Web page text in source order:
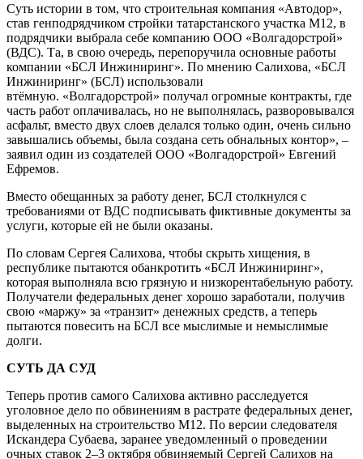
Суть истории в том, что строительная компания «Автодор»,
став генподрядчиком стройки татарстанского участка М12, в
подрядчики выбрала себе компанию ООО «Волгадорстрой»
(ВДС). Та, в свою очередь, перепоручила основные работы
компании «БСЛ Инжиниринг». По мнению Салихова, «БСЛ
Инжиниринг» (БСЛ) использовали
втёмную. «Волгадорстрой» получал огромные контракты, где
часть работ оплачивалась, но не выполнялась, разворовывался
асфальт, вместо двух слоев делался только один, очень сильно
завышались объемы, была создана сеть обнальных контор», –
заявил один из создателей ООО «Волгадорстрой» Евгений
Ефремов.
Вместо обещанных за работу денег, БСЛ столкнулся с
требованиями от ВДС подписывать фиктивные документы за
услуги, которые ей не были оказаны.
По словам Сергея Салихова, чтобы скрыть хищения, в
республике пытаются обанкротить «БСЛ Инжиниринг»,
которая выполняла всю грязную и низкорентабельную работу.
Получатели федеральных денег хорошо заработали, получив
свою «маржу» за «транзит» денежных средств, а теперь
пытаются повесить на БСЛ все мыслимые и немыслимые
долги.
СУТЬ ДА СУД
Теперь против самого Салихова активно расследуется
уголовное дело по обвинениям в растрате федеральных денег,
выделенных на строительство М12. По версии следователя
Искандера Субаева, заранее уведомленный о проведении
очных ставок 2–3 октября обвиняемый Сергей Салихов на